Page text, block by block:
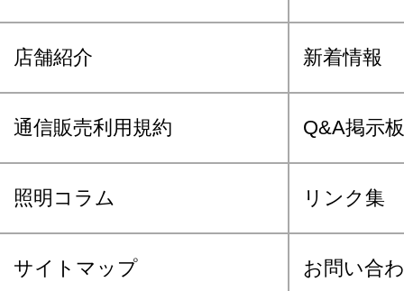
店舗紹介 新着情報
通信販売利用規約 Q&A掲示板
照明コラム リンク集
サイトマップ お問い合